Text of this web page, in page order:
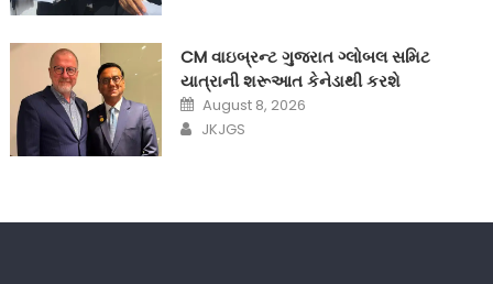
CM વાઇબ્રન્ટ ગુજરાત ગ્લોબલ સમિટ
યાત્રાની શરૂઆત કેનેડાથી કરશે
Posted
on
August 8, 2026
Author
JKJGS